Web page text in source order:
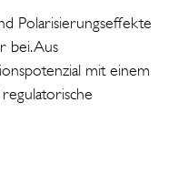
Polarisierungseffekte
bei. Aus
mit einem